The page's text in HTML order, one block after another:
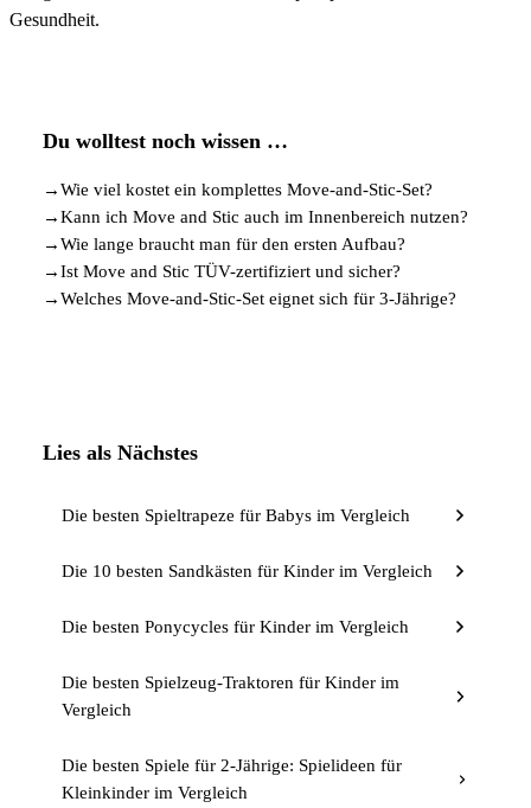
Gesundheit.
Du wolltest noch wissen …
→Wie viel kostet ein komplettes Move-and-Stic-Set?
→Kann ich Move and Stic auch im Innenbereich nutzen?
→Wie lange braucht man für den ersten Aufbau?
→Ist Move and Stic TÜV-zertifiziert und sicher?
→Welches Move-and-Stic-Set eignet sich für 3-Jährige?
Lies als Nächstes
Die besten Spieltrapeze für Babys im Vergleich
Die 10 besten Sandkästen für Kinder im Vergleich
Die besten Ponycycles für Kinder im Vergleich
Die besten Spielzeug-Traktoren für Kinder im
Vergleich
Die besten Spiele für 2-Jährige: Spielideen für
Kleinkinder im Vergleich